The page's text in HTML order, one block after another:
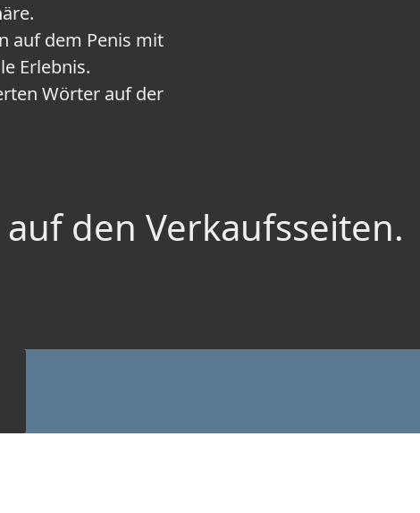
auf dem Penis mit
Erlebnis.
Wörter auf der
den Verkaufsseiten.